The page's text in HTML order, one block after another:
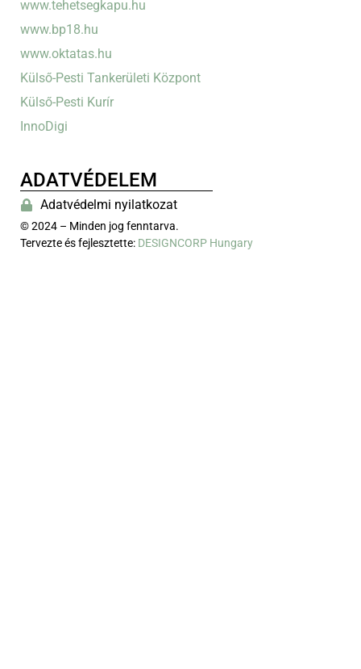
www.tehetsegkapu.hu
www.bp18.hu
www.oktatas.hu
Külső-Pesti Tankerületi Központ
Külső-Pesti Kurír
InnoDigi
ADATVÉDELEM
Adatvédelmi nyilatkozat
© 2024 – Minden jog fenntarva.
Tervezte és fejlesztette: DESIGNCORP Hungary